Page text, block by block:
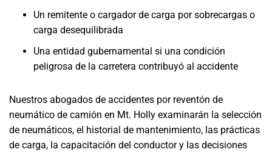
Un remitente o cargador de carga por sobrecargas o
carga desequilibrada
Una entidad gubernamental si una condición
peligrosa de la carretera contribuyó al accidente
Nuestros abogados de accidentes por reventón de
neumático de camión en Mt. Holly examinarán la selección
de neumáticos, el historial de mantenimiento, las prácticas
de carga, la capacitación del conductor y las decisiones